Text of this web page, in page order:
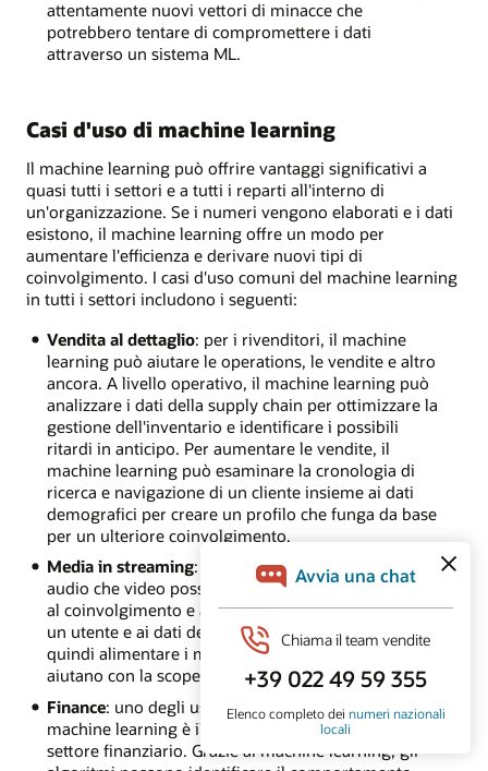
attentamente nuovi vettori di minacce che
potrebbero tentare di compromettere i dati
attraverso un sistema ML.
Casi d'uso di machine learning
Il machine learning può offrire vantaggi significativi a
quasi tutti i settori e a tutti i reparti all'interno di
un'organizzazione. Se i numeri vengono elaborati e i dati
esistono, il machine learning offre un modo per
aumentare l'efficienza e derivare nuovi tipi di
coinvolgimento. I casi d'uso comuni del machine learning
in tutti i settori includono i seguenti:
Vendita al dettaglio: per i rivenditori, il machine
learning può aiutare le operations, le vendite e altro
ancora. A livello operativo, il machine learning può
analizzare i dati della supply chain per ottimizzare la
gestione dell'inventario e identificare i possibili
ritardi in anticipo. Per aumentare le vendite, il
machine learning può esaminare la cronologia di
ricerca e navigazione di un cliente insieme ai dati
demografici per creare un profilo che funga da base
per un ulteriore coinvolgimento.
Media in streaming: come i retailer, sia gli streamer
audio che video possono creare profili cliente in base
al coinvolgimento e alla cronologia di navigazione di
un utente e ai dati demografici. Questo profilo può
quindi alimentare i motori di raccomandazione che
aiutano con la scoperta e l'ulteriore coinvolgimento.
Finance: uno degli usi più potenti ma semplici del
machine learning è il rilevamento delle frodi nel
settore finanziario. Grazie al machine learning, gli